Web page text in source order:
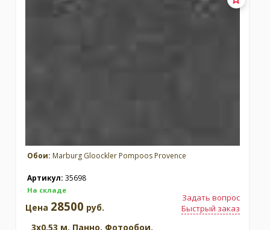
Обои: Marburg Gloockler Pompoos Provence
Артикул: 35698
На складе
Задать вопрос
Быстрый заказ
Цена 28500 руб.
3x0.53 м. Панно. Фотообои.